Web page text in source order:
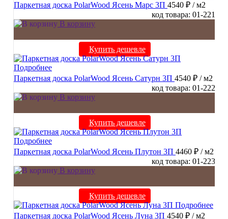
Паркетная доска PolarWood Ясень Марс 3П 4540 ₽ / м2
код товара: 01-221
В корзину
Купить дешевле
Подробнее
Паркетная доска PolarWood Ясень Сатурн 3П 4540 ₽ / м2
код товара: 01-222
В корзину
Купить дешевле
Подробнее
Паркетная доска PolarWood Ясень Плутон 3П 4460 ₽ / м2
код товара: 01-223
В корзину
Купить дешевле
Подробнее
Паркетная доска PolarWood Ясень Луна 3П 4540 ₽ / м2